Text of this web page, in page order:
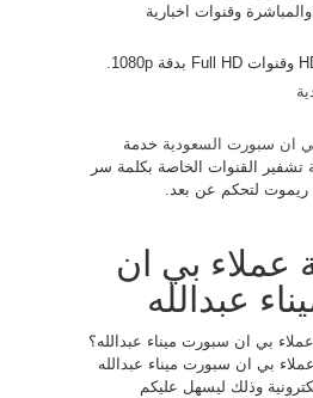
وقنوات اخبارية
ان سبورت السعودية خدمة
تشفير القنوات الخاصة بكلمة سر
ريموت لتحكم عن بعد.
عملاء بي ان
عبدالله
بي ان سبورت ميناء عبدالله؟
بي ان سبورت ميناء عبدالله
وذلك ليسهل عليكم